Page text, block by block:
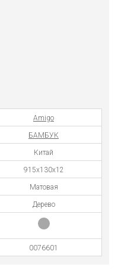
Amigo
БАМБУК
Китай
915х130х12
Матовая
Дерево
0076601